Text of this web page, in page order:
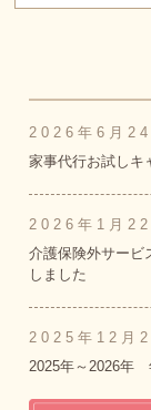
2026年6月24
家事代行お試しキ
2026年1月22
介護保険外サービ
しました
2025年12月
2025年～2026年